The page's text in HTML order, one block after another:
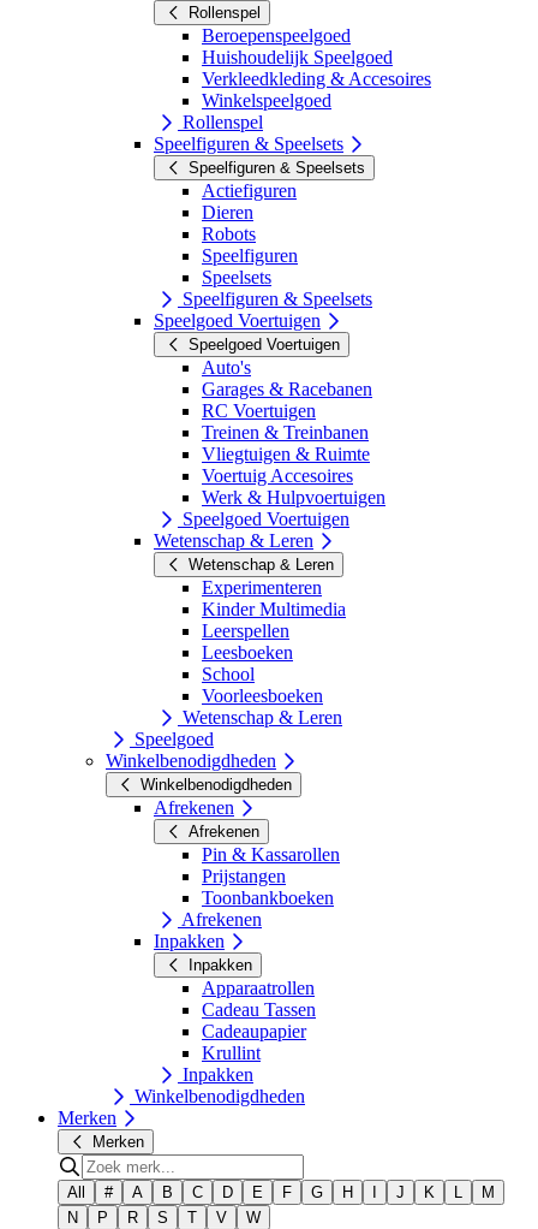
Rollenspel
Beroepenspeelgoed
Huishoudelijk Speelgoed
Verkleedkleding & Accesoires
Winkelspeelgoed
Rollenspel
Speelfiguren & Speelsets
Speelfiguren & Speelsets
Actiefiguren
Dieren
Robots
Speelfiguren
Speelsets
Speelfiguren & Speelsets
Speelgoed Voertuigen
Speelgoed Voertuigen
Auto's
Garages & Racebanen
RC Voertuigen
Treinen & Treinbanen
Vliegtuigen & Ruimte
Voertuig Accesoires
Werk & Hulpvoertuigen
Speelgoed Voertuigen
Wetenschap & Leren
Wetenschap & Leren
Experimenteren
Kinder Multimedia
Leerspellen
Leesboeken
School
Voorleesboeken
Wetenschap & Leren
Speelgoed
Winkelbenodigdheden
Winkelbenodigdheden
Afrekenen
Afrekenen
Pin & Kassarollen
Prijstangen
Toonbankboeken
Afrekenen
Inpakken
Inpakken
Apparaatrollen
Cadeau Tassen
Cadeaupapier
Krullint
Inpakken
Winkelbenodigdheden
Merken
Merken
All # A B C D E F G H J K L
M
N
P R S T V W